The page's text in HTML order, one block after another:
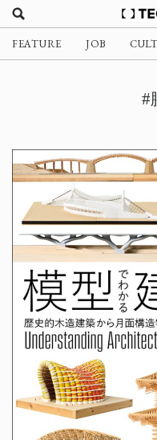
FEATURE JOB
#